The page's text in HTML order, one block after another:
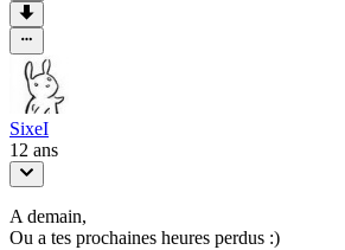
SixeI
12 ans
A demain,
Ou a tes prochaines heures perdus :)